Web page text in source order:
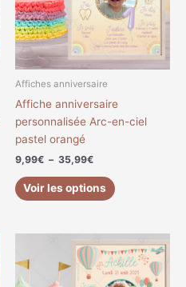
Affiches anniversaire
Affiche anniversaire
personnalisée Arc-en-ciel
pastel orangé
9,99€ – 35,99€
Voir les options
Les
options
peuvent
être
Plage
de
prix :
9,99€
Ce
produit
a